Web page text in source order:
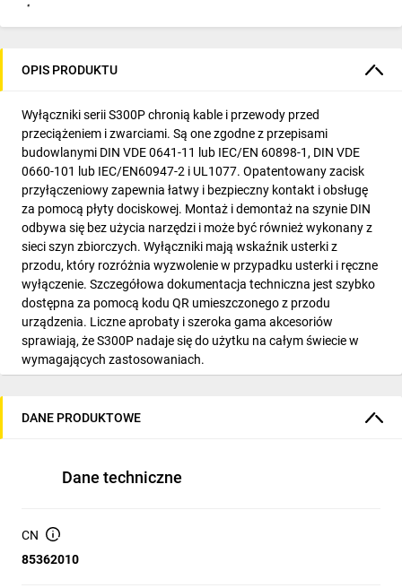
OPIS PRODUKTU
Wyłączniki serii S300P chronią kable i przewody przed
przeciążeniem i zwarciami. Są one zgodne z przepisami
budowlanymi DIN VDE 0641-11 lub IEC/EN 60898-1, DIN VDE
0660-101 lub IEC/EN60947-2 i UL1077. Opatentowany zacisk
przyłączeniowy zapewnia łatwy i bezpieczny kontakt i obsługę
za pomocą płyty dociskowej. Montaż i demontaż na szynie DIN
odbywa się bez użycia narzędzi i może być również wykonany z
sieci szyn zbiorczych. Wyłączniki mają wskaźnik usterki z
przodu, który rozróżnia wyzwolenie w przypadku usterki i ręczne
wyłączenie. Szczegółowa dokumentacja techniczna jest szybko
dostępna za pomocą kodu QR umieszczonego z przodu
urządzenia. Liczne aprobaty i szeroka gama akcesoriów
sprawiają, że S300P nadaje się do użytku na całym świecie w
wymagających zastosowaniach.
DANE PRODUKTOWE
Dane techniczne
CN
85362010